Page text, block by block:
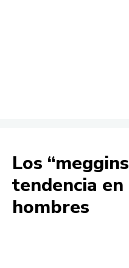
Los
tendencia
hombres